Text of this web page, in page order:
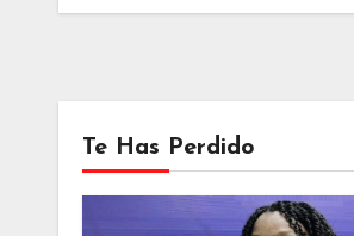
Te Has Perdido